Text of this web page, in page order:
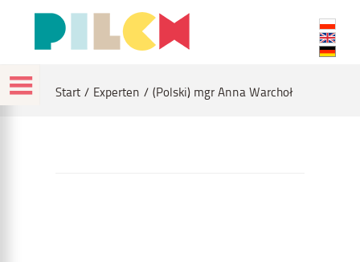
Start Experten (Polski) mgr Anna Warchoł